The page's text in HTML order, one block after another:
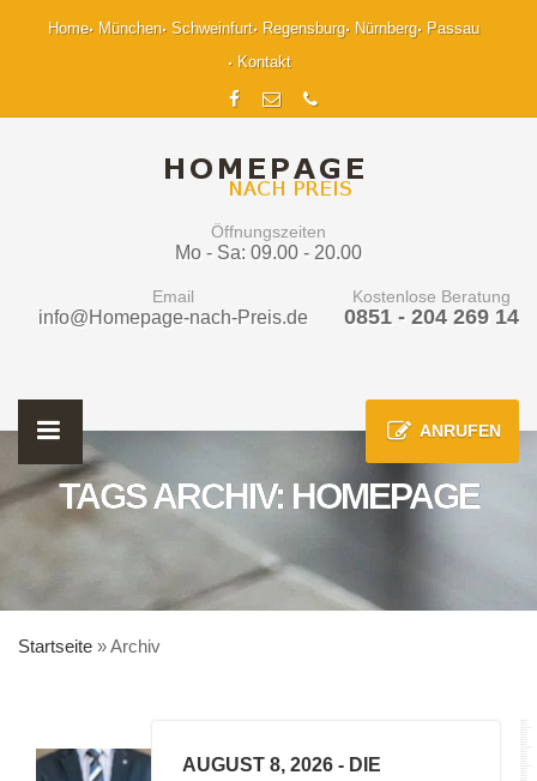
Home München Schweinfurt Regensburg Nürnberg
Passau
Kontakt
Öffnungszeiten
Mo - Sa: 09.00 - 20.00
Email
info@Homepage-nach-Preis.de
Kostenlose Beratung
0851 - 204 269 14
ANRUFEN
TAGS ARCHIV: HOMEPAGE
Startseite »Archiv
AUGUST 8, 2026 - DIE